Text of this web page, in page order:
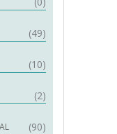
(49)
(10)
(2)
(90)